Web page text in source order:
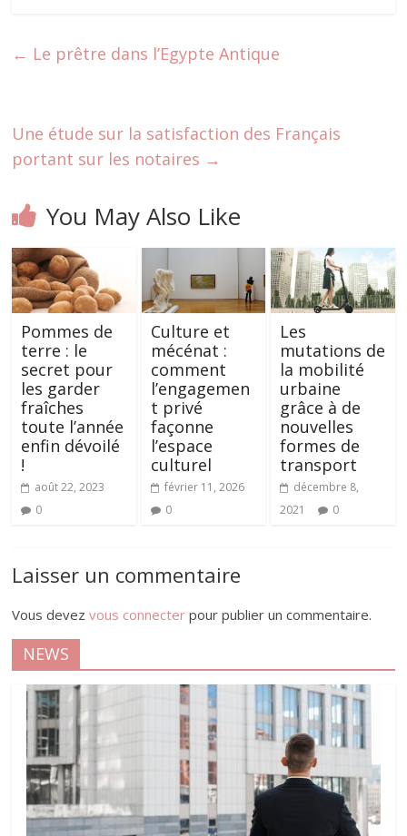
← Le prêtre dans l’Egypte Antique
Une étude sur la satisfaction des Français
portant sur les notaires →
You May Also Like
Pommes de
terre : le
secret pour
les garder
fraîches
toute l’année
enfin dévoilé
!
août 22, 2023
0
Culture et
mécénat :
comment
l’engagemen
t privé
façonne
l’espace
culturel
février 11, 2026
0
Les
mutations de
la mobilité
urbaine
grâce à de
nouvelles
formes de
transport
décembre 8,
2021
0
Laisser un commentaire
Vous devezvous connecter pour publier un commentaire.
NEWS